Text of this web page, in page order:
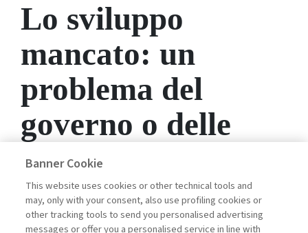
Lo sviluppo
mancato: un
problema del
governo o delle
imprese?
L'ACCESSO A QUESTO
Banner Cookie
This website uses cookies or other technical tools and
may, only with your consent, also use profiling cookies or
other tracking tools to send you personalised advertising
messages or offer you a personalised service in line with